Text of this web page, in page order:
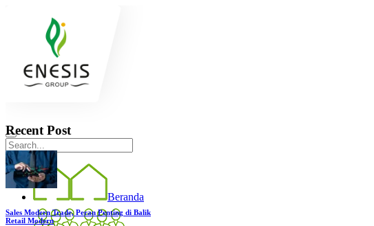
Beranda
Recent Post
Sales Modern Trade, Peran Penting di Balik
Retail Modern